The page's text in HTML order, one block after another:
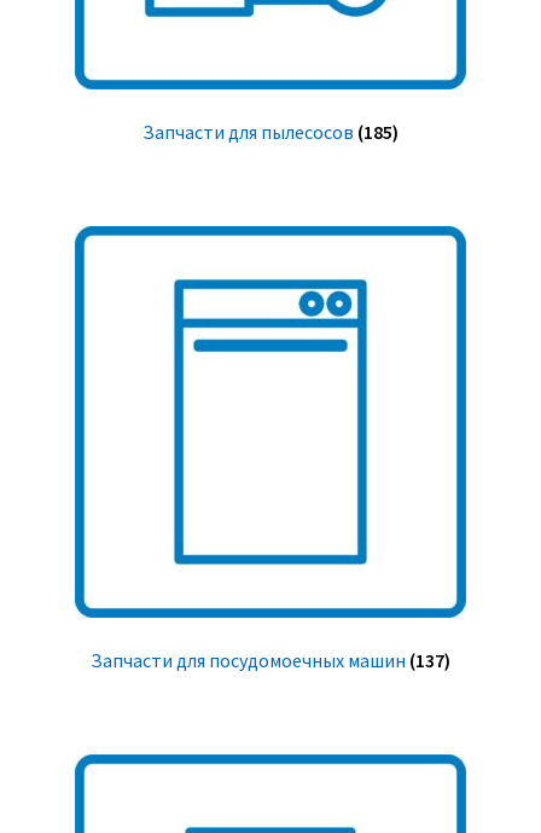
Запчасти для пылесосов (185)
Запчасти для посудомоечных машин (137)